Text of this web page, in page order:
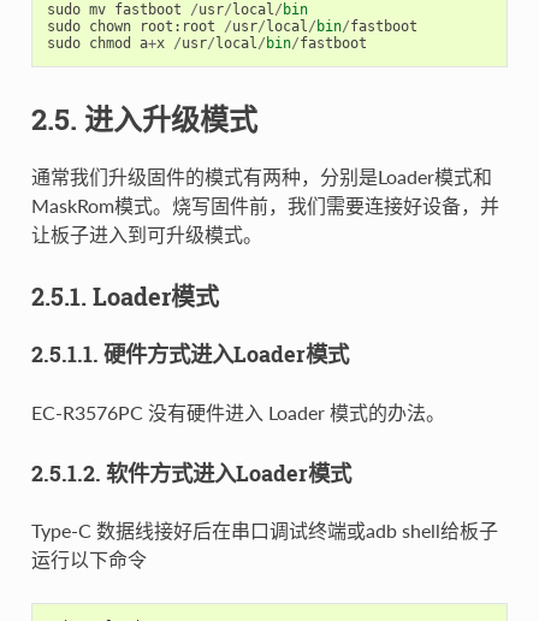
sudo mv fastboot /usr/ local/ bin
sudo chown root : root /usr/ local/ bin/fastboot
sudo chmod a+x /usr/ local/ bin/fastboot
2.5. 进入升级模式
通常我们升级固件的模式有两种，分别是Loader模式和
MaskRom模式。烧写固件前，我们需要连接好设备，并
让板子进入到可升级模式。
2.5.1. Loader模式
2.5.1.1. 硬件方式进入Loader模式
EC-R3576PC 没有硬件进入 Loader 模式的办法。
2.5.1.2. 软件方式进入Loader模式
Type-C 数据线接好后在串口调试终端或adb shell给板子
运行以下命令